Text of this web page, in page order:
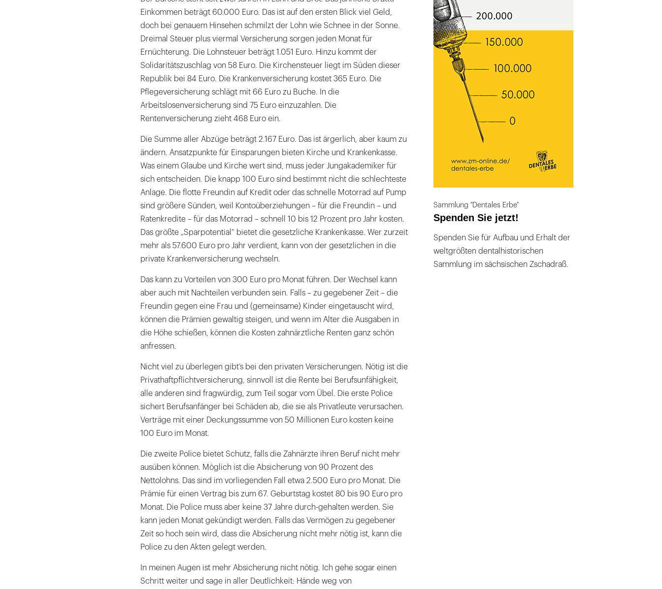
Privatvermögens.
Einkommen beträgt 60.000 Euro. Das ist auf den ersten Blick viel Geld,
doch bei genauem Hinsehen schmilzt der Lohn wie Schnee in der Sonne.
Dreimal Steuer plus viermal Versicherung sorgen jeden Monat für
Ernüchterung. Die Lohnsteuer beträgt 1.051 Euro. Hinzu kommt der
Solidaritätszuschlag von 58 Euro. Die Kirchensteuer liegt im Süden dieser
Republik bei 84 Euro. Die Krankenversicherung kostet 365 Euro. Die
Pflegeversicherung schlägt mit 66 Euro zu Buche. In die
Arbeitslosenversicherung sind 75 Euro einzuzahlen. Die
Rentenversicherung zieht 468 Euro ein.
Die Summe aller Abzüge beträgt 2.167 Euro. Das ist ärgerlich, aber kaum zu
ändern. Ansatzpunkte für Einsparungen bieten Kirche und Krankenkasse.
Was einem Glaube und Kirche wert sind, muss jeder Jungakademiker für
sich entscheiden. Die knapp 100 Euro sind bestimmt nicht die schlechteste
Anlage. Die flotte Freundin auf Kredit oder das schnelle Motorrad auf Pump
sind größere Sünden, weil Kontoüberziehungen – für die Freundin – und
Ratenkredite – für das Motorrad – schnell 10 bis 12 Prozent pro Jahr kosten.
Das größte „Sparpotential“ bietet die gesetzliche Krankenkasse. Wer zurzeit
mehr als 57.600 Euro pro Jahr verdient, kann von der gesetzlichen in die
private Krankenversicherung wechseln.
Das kann zu Vorteilen von 300 Euro pro Monat führen. Der Wechsel kann
aber auch mit Nachteilen verbunden sein. Falls – zu gegebener Zeit – die
Freundin gegen eine Frau und (gemeinsame) Kinder eingetauscht wird,
können die Prämien gewaltig steigen, und wenn im Alter die Ausgaben in
die Höhe schießen, können die Kosten zahnärztliche Renten ganz schön
anfressen.
Nicht viel zu überlegen gibt’s bei den privaten Versicherungen. Nötig ist die
Privathaftpflichtversicherung, sinnvoll ist die Rente bei Berufsunfähigkeit,
alle anderen sind fragwürdig, zum Teil sogar vom Übel. Die erste Police
sichert Berufsanfänger bei Schäden ab, die sie als Privatleute verursachen.
Verträge mit einer Deckungssumme von 50 Millionen Euro kosten keine
100 Euro im Monat.
Die zweite Police bietet Schutz, falls die Zahnärzte ihren Beruf nicht mehr
ausüben können. Möglich ist die Absicherung von 90 Prozent des
Nettolohns. Das sind im vorliegenden Fall etwa 2.500 Euro pro Monat. Die
Prämie für einen Vertrag bis zum 67. Geburtstag kostet 80 bis 90 Euro pro
Monat. Die Police muss aber keine 37 Jahre durch-gehalten werden. Sie
kann jeden Monat gekündigt werden. Falls das Vermögen zu gegebener
Zeit so hoch sein wird, dass die Absicherung nicht mehr nötig ist, kann die
Police zu den Akten gelegt werden.
In meinen Augen ist mehr Absicherung nicht nötig. Ich gehe sogar einen
Schritt weiter und sage in aller Deutlichkeit: Hände weg von
Sammlung "Dentales Erbe"
Spenden Sie jetzt!
Spenden Sie für Aufbau und Erhalt der
weltgrößten dentalhistorischen
Sammlung im sächsischen Zschadraß.